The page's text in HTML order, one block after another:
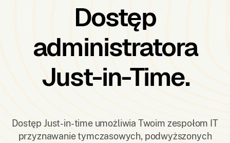
Dostęp
administratora
Just-in-Time.
Dostęp Just-in-time umożliwia Twoim zespołom IT
przyznawanie tymczasowych, podwyższonych